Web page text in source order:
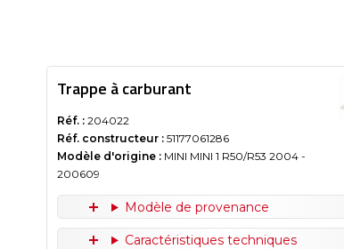
Trappe à carburant
Réf. : 204022
Réf. constructeur : 51177061286
Modèle d'origine : MINI MINI 1 R50/R53 2004 -
200609
Modèle de provenance
Caractéristiques techniques